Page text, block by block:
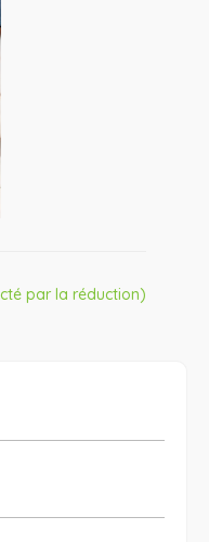
par la réduction)